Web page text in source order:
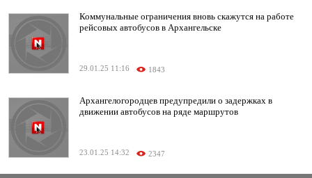
Коммунальные ограничения вновь скажутся на работе
рейсовых автобусов в Архангельске
29.01.25 11:16 1843
Архангелогородцев предупредили о задержках в
движении автобусов на ряде маршрутов
23.01.25 14:32 2347